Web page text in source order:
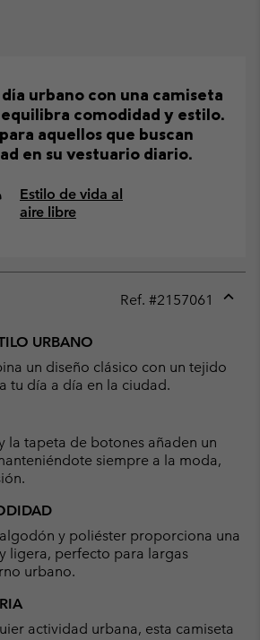
urbano con una camiseta
comodidad y estilo.
aquellos que buscan
en su vestuario diario.
Estilo de vida al
aire libre
Ref. #2157061
URBANO
un diseño clásico con un tejido
tu día a día en la ciudad.
la tapeta de botones añaden un
siempre a la moda,
y poliéster proporciona una
ligera, perfecto para largas
urbano.
actividad urbana, esta camiseta